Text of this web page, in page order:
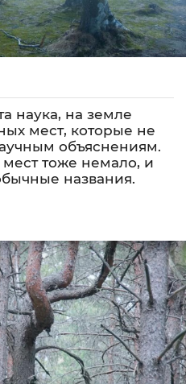
наука, на земле
мест, которые не
объяснениям.
тоже немало, и
названия.